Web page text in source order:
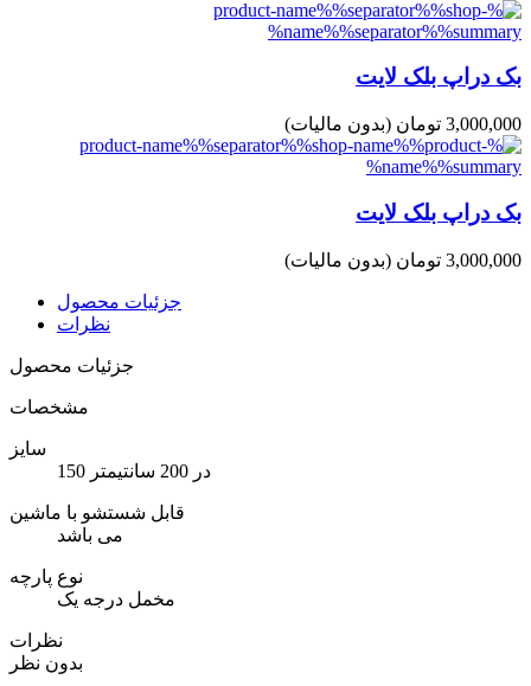
بک دراپ بلک لایت
3,000,000 تومان (بدون مالیات)
بک دراپ بلک لایت
3,000,000 تومان (بدون مالیات)
جزئیات محصول
نظرات
جزئیات محصول
مشخصات
سایز
150 در 200 سانتیمتر
قابل شستشو با ماشین
می باشد
نوع پارچه
مخمل درجه یک
نظرات
بدون نظر